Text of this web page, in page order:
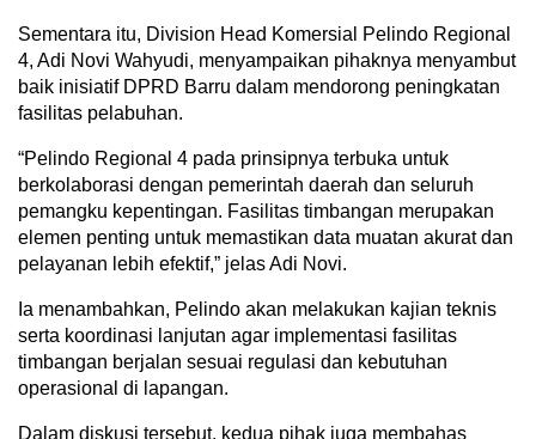
Sementara itu, Division Head Komersial Pelindo Regional
4, Adi Novi Wahyudi, menyampaikan pihaknya menyambut
baik inisiatif DPRD Barru dalam mendorong peningkatan
fasilitas pelabuhan.
“Pelindo Regional 4 pada prinsipnya terbuka untuk
berkolaborasi dengan pemerintah daerah dan seluruh
pemangku kepentingan. Fasilitas timbangan merupakan
elemen penting untuk memastikan data muatan akurat dan
pelayanan lebih efektif,” jelas Adi Novi.
Ia menambahkan, Pelindo akan melakukan kajian teknis
serta koordinasi lanjutan agar implementasi fasilitas
timbangan berjalan sesuai regulasi dan kebutuhan
operasional di lapangan.
Dalam diskusi tersebut, kedua pihak juga membahas